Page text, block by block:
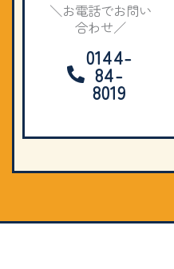
＼お電話でお問い
合わせ／
0144-
84-
8019